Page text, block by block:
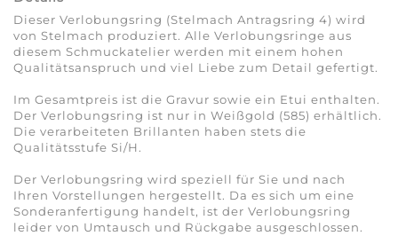
Dieser Verlobungsring (Stelmach Antragsring 4) wird
von Stelmach produziert. Alle Verlobungsringe aus
diesem Schmuckatelier werden mit einem hohen
Qualitätsanspruch und viel Liebe zum Detail gefertigt.
Im Gesamtpreis ist die Gravur sowie ein Etui enthalten.
Der Verlobungsring ist nur in Weißgold (585) erhältlich.
Die verarbeiteten Brillanten haben stets die
Qualitätsstufe Si/H.
Der Verlobungsring wird speziell für Sie und nach
Ihren Vorstellungen hergestellt. Da es sich um eine
Sonderanfertigung handelt, ist der Verlobungsring
leider von Umtausch und Rückgabe ausgeschlossen.